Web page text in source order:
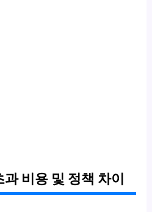
비용 및 정책 차이